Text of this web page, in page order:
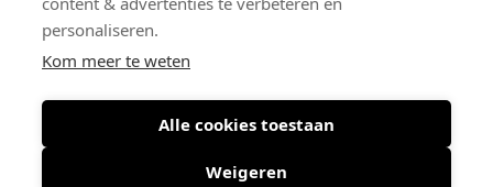
personaliseren.
Kom meer te weten
Alle cookies toestaan
Weigeren
© 2026 West-End BV-Meir 75, 2000 Antwerpen (België)
Algemene voorwaarden